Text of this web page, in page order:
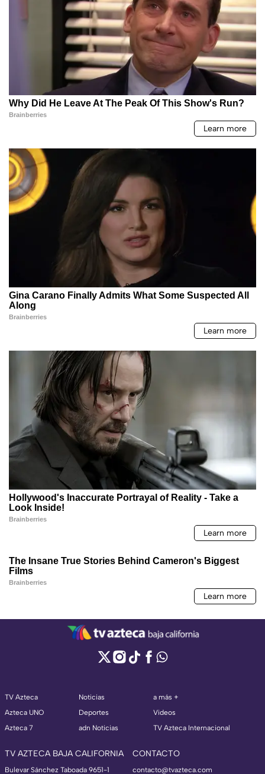
TV Azteca
Azteca UNO
Azteca 7
Noticias
Deportes
adn Noticias
a más +
Videos
TV Azteca Internacional
TV AZTECA BAJA CALIFORNIA
Bulevar Sánchez Taboada 9651-1
CONTACTO
contacto@tvazteca.com